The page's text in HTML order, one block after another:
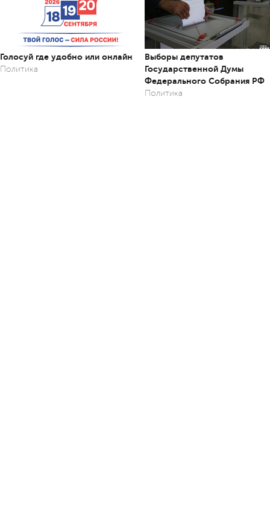
Голосуй где удобно или онлайн
Политика
Выборы депутатов
Государственной Думы
Федерального Собрания РФ
Политика